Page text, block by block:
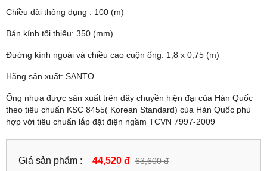
Chiều dài thông dụng : 100 (m)
Bán kính tối thiểu: 350 (mm)
Đường kính ngoài và chiều cao cuộn ống: 1,8 x 0,75 (m)
Hãng sản xuất: SANTO
Ống nhựa được sản xuất trên dây chuyền hiện đại của Hàn Quốc
theo tiêu chuẩn KSC 8455( Korean Standard) của Hàn Quốc phù
hợp với tiêu chuẩn lắp đặt điện ngầm TCVN 7997-2009
Giá sản phẩm : 44,520 đ 63,600 đ